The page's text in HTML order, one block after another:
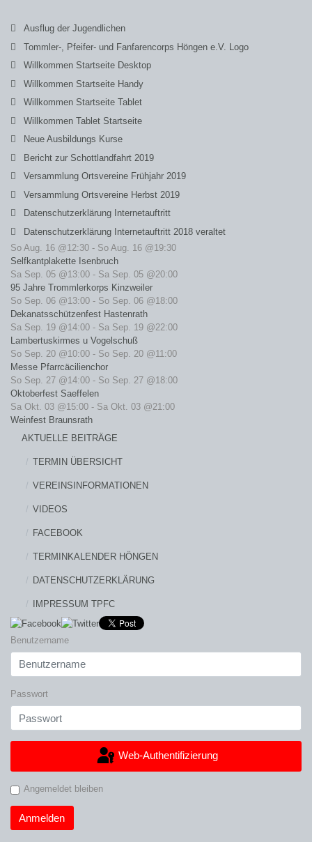
Ausflug der Jugendlichen
Tommler-, Pfeifer- und Fanfarencorps Höngen e.V. Logo
Willkommen Startseite Desktop
Willkommen Startseite Handy
Willkommen Startseite Tablet
Willkommen Tablet Startseite
Neue Ausbildungs Kurse
Bericht zur Schottlandfahrt 2019
Versammlung Ortsvereine Frühjahr 2019
Versammlung Ortsvereine Herbst 2019
Datenschutzerklärung Internetauftritt
Datenschutzerklärung Internetauftritt 2018 veraltet
So Aug. 16 @12:30 - So Aug. 16 @19:30
Selfkantplakette Isenbruch
Sa Sep. 05 @13:00 - Sa Sep. 05 @20:00
95 Jahre Trommlerkorps Kinzweiler
So Sep. 06 @13:00 - So Sep. 06 @18:00
Dekanatsschützenfest Hastenrath
Sa Sep. 19 @14:00 - Sa Sep. 19 @22:00
Lambertuskirmes u Vogelschuß
So Sep. 20 @10:00 - So Sep. 20 @11:00
Messe Pfarrcäcilienchor
So Sep. 27 @14:00 - So Sep. 27 @18:00
Oktoberfest Saeffelen
Sa Okt. 03 @15:00 - Sa Okt. 03 @21:00
Weinfest Braunsrath
AKTUELLE BEITRÄGE
TERMIN ÜBERSICHT
VEREINSINFORMATIONEN
VIDEOS
FACEBOOK
TERMINKALENDER HÖNGEN
DATENSCHUTZERKLÄRUNG
IMPRESSUM TPFC
Benutzername
Passwort
Web-Authentifizierung
Angemeldet bleiben
Anmelden